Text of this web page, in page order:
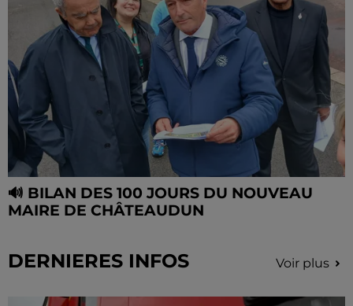
🔊 BILAN DES 100 JOURS DU NOUVEAU
MAIRE DE CHÂTEAUDUN
DERNIERES INFOS Voir plus